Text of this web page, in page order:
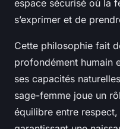
espace sécurisé où la
s’exprimer et de
Cette philosophie fait
profondément humain
ses capacités
sage-femme joue un
équilibre entre